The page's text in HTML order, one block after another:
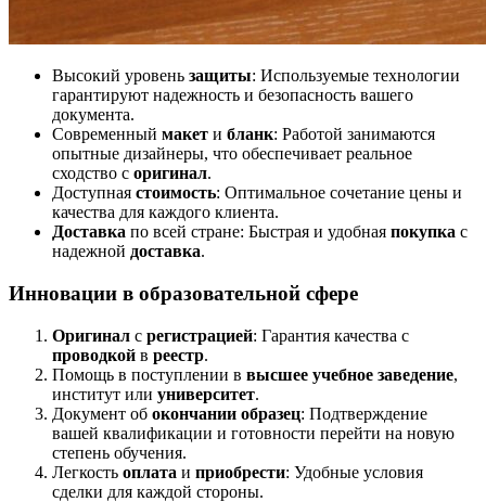
Высокий уровень защиты: Используемые технологии
гарантируют надежность и безопасность вашего
документа.
Современный макет и бланк: Работой занимаются
опытные дизайнеры, что обеспечивает реальное
сходство с оригинал.
Доступная стоимость: Оптимальное сочетание цены и
качества для каждого клиента.
Доставка по всей стране: Быстрая и удобная покупка с
надежной доставка.
Инновации в образовательной сфере
Оригинал с регистрацией: Гарантия качества с
проводкой в реестр.
Помощь в поступлении в высшее учебное заведение,
институт или университет.
Документ об окончании образец: Подтверждение
вашей квалификации и готовности перейти на новую
степень обучения.
Легкость оплата и приобрести: Удобные условия
сделки для каждой стороны.